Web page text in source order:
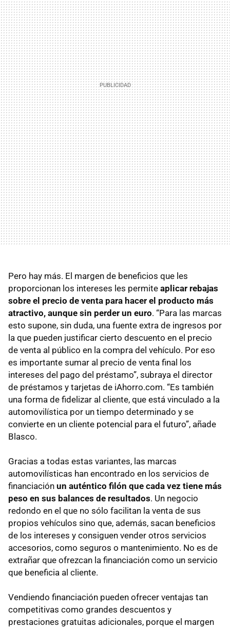
Pero hay más. El margen de beneficios que les
proporcionan los intereses les permite aplicar rebajas
sobre el precio de venta para hacer el producto más
atractivo, aunque sin perder un euro. “Para las marcas
esto supone, sin duda, una fuente extra de ingresos por
la que pueden justificar cierto descuento en el precio
de venta al público en la compra del vehículo. Por eso
es importante sumar al precio de venta final los
intereses del pago del préstamo”, subraya el director
de préstamos y tarjetas de iAhorro.com. “Es también
una forma de fidelizar al cliente, que está vinculado a la
automovilística por un tiempo determinado y se
convierte en un cliente potencial para el futuro”, añade
Blasco.
Gracias a todas estas variantes, las marcas
automovilísticas han encontrado en los servicios de
financiación un auténtico filón que cada vez tiene más
peso en sus balances de resultados. Un negocio
redondo en el que no sólo facilitan la venta de sus
propios vehículos sino que, además, sacan beneficios
de los intereses y consiguen vender otros servicios
accesorios, como seguros o mantenimiento. No es de
extrañar que ofrezcan la financiación como un servicio
que beneficia al cliente.
Vendiendo financiación pueden ofrecer ventajas tan
competitivas como grandes descuentos y
prestaciones gratuitas adicionales, porque el margen